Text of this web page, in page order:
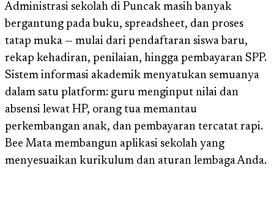
Administrasi sekolah di Puncak masih banyak
bergantung pada buku, spreadsheet, dan proses
tatap muka — mulai dari pendaftaran siswa baru,
rekap kehadiran, penilaian, hingga pembayaran SPP.
Sistem informasi akademik menyatukan semuanya
dalam satu platform: guru menginput nilai dan
absensi lewat HP, orang tua memantau
perkembangan anak, dan pembayaran tercatat rapi.
Bee Mata membangun aplikasi sekolah yang
menyesuaikan kurikulum dan aturan lembaga Anda.